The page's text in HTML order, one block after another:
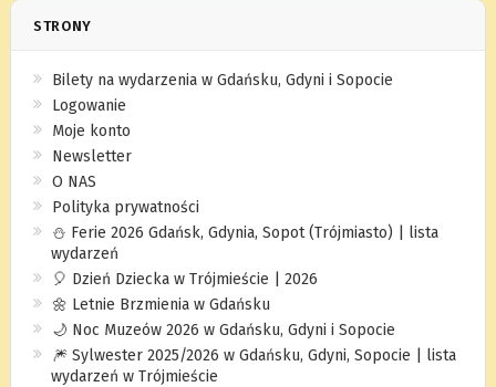
STRONY
Bilety na wydarzenia w Gdańsku, Gdyni i Sopocie
Logowanie
Moje konto
Newsletter
O NAS
Polityka prywatności
⛄️ Ferie 2026 Gdańsk, Gdynia, Sopot (Trójmiasto) | lista
wydarzeń
🎈 Dzień Dziecka w Trójmieście | 2026
🌼 Letnie Brzmienia w Gdańsku
🌙 Noc Muzeów 2026 w Gdańsku, Gdyni i Sopocie
🎆 Sylwester 2025/2026 w Gdańsku, Gdyni, Sopocie | lista
wydarzeń w Trójmieście